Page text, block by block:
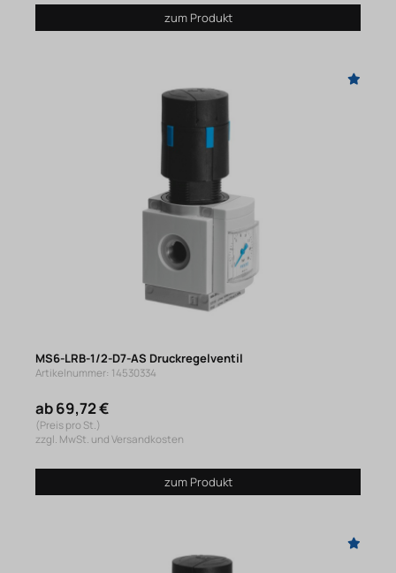
zum Produkt
MS6-LRB-1/2-D7-AS Druckregelventil
Artikelnummer: 14530334
ab 69,72 €
(Preis pro St.)
zzgl. MwSt. und Versandkosten
zum Produkt